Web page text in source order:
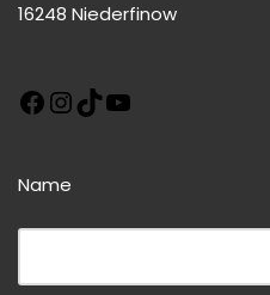
16248 Niederfinow
Name
Bitte dieses Feld leer lassen!